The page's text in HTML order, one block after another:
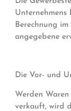
Berechnung
angegebene
Die Vor- und
Werden
verkauft, wird